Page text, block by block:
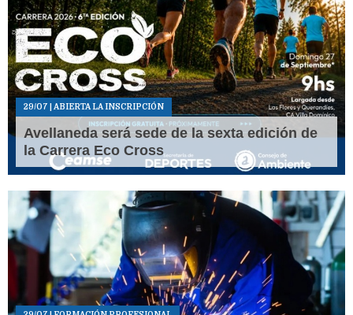
29/07 | ABIERTA LA INSCRIPCIÓN
Avellaneda será sede de la sexta edición de
la Carrera Eco Cross